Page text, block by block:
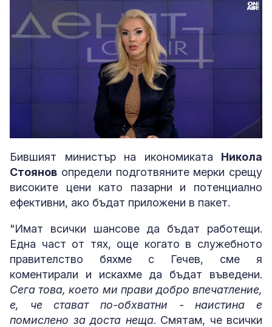
Loaded:
Бившият министър на икономиката Никола
Стоянов определи подготвяните мерки срещу
високите цени като пазарни и потенциално
ефективни, ако бъдат приложени в пакет.
"Имат всички шансове да бъдат работещи.
Една част от тях, още когато в служебното
правителство бяхме с Гечев, сме я
коментирали и искахме да бъдат въведени.
Сега това, което ми прави добро впечатление,
е, че стават по-обхватни - наистина е
помислено за доста неща. Смятам, че всички